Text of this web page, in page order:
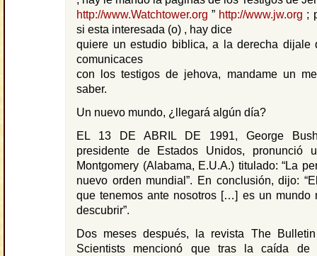
http://www.Watchtower.org ” http://www.jw.org ;
si esta interesada (o) , hay dice
quiere un estudio biblica, a la derecha dijale
comunicaces
con los testigos de jehova, mandame un
saber.
Un nuevo mundo, ¿llegará algún día?
EL 13 DE ABRIL DE 1991, George
presidente de Estados Unidos, pronunció
Montgomery (Alabama, E.U.A.) titulado: “La
nuevo orden mundial”. En conclusión, dijo:
que tenemos ante nosotros […] es un mundo
descubrir”.
Dos meses después, la revista The
Scientists mencionó que tras la caída de